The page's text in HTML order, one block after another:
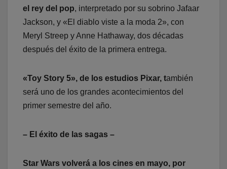
el rey del pop, interpretado por su sobrino Jafaar
Jackson, y «El diablo viste a la moda 2», con
Meryl Streep y Anne Hathaway, dos décadas
después del éxito de la primera entrega.
«Toy Story 5», de los estudios Pixar, también
será uno de los grandes acontecimientos del
primer semestre del año.
– El éxito de las sagas –
Star Wars volverá a los cines en mayo, por